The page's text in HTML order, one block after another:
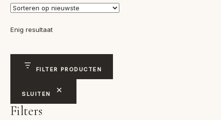
Enig resultaat
FILTER PRODUCTEN
SLUITEN
Filters